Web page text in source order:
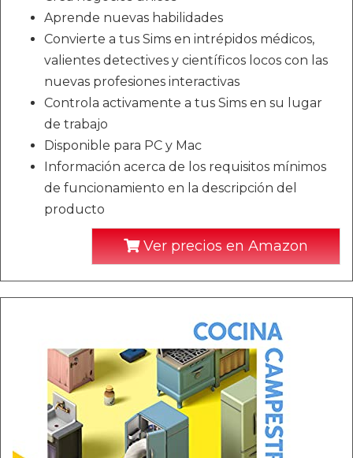
Aprende nuevas habilidades
Convierte a tus Sims en intrépidos médicos,
valientes detectives y científicos locos con las
nuevas profesiones interactivas
Controla activamente a tus Sims en su lugar
de trabajo
Disponible para PC y Mac
Información acerca de los requisitos mínimos
de funcionamiento en la descripción del
producto
Ver precios en Amazon